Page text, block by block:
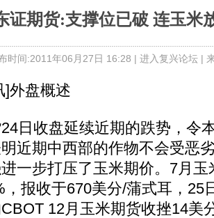
证期货:支撑位已破 连玉米
时间:2011年06月27日 16:28 | 进入复兴论坛|
盘概述
收盘延续近期的跌势，令
近期中西部的作物不会受恶
一步打压了玉米期价。7月
，报收于670美分/蒲式耳，25
12月玉米期货收挫14美